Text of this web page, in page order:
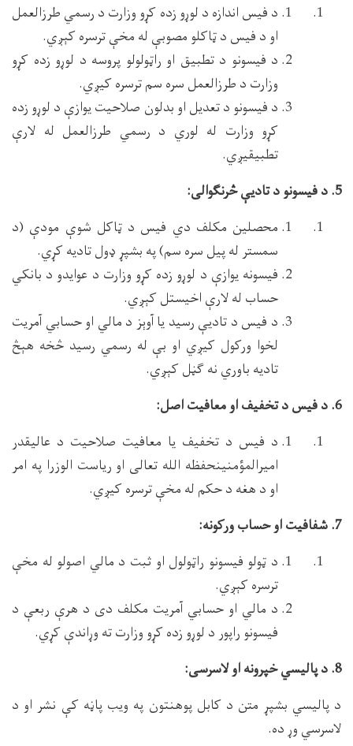
د فیس اندازه د لوړو زده کړو وزارت د رسمي طرزالعمل
او د فیس د ټاکلو مصوبې له مخې ترسره کېږي.
د فیسونو د تطبیق او راټولولو پروسه د لوړو زده کړو
وزارت د طرزالعمل سره سم ترسره کیږي.
د فیسونو د تعدیل او بدلون صلاحیت یوازې د لوړو زده
کړو وزارت له لوري د رسمي طرزالعمل له لارې
تطبیقیږي.
5. د فیسونو د تادیې څرنګوالی:
محصلین مکلف دي فیس د ټاکل شوې مودې (د
سمستر له پیل سره سم) په بشپړ ډول تادیه کړي.
فیسونه یوازې د لوړو زده کړو وزارت د عوایدو د بانکي
حساب له لارې اخیستل کېږي.
د فیس د تادیې رسید یا آوېز د مالي او حسابي آمریت
لخوا ورکول کیږي او بې له رسمي رسید څخه هېڅ
تادیه باوري نه ګڼل کېږي.
6. د فیس د تخفیف او معافیت اصل:
د فیس د تخفیف یا معافیت صلاحیت د عالیقدر
امیرالمؤمنینحفظه الله تعالی او ریاست الوزرا په امر
او د هغه د حکم له مخې ترسره کیږي.
7. شفافیت او حساب ورکونه:
د ټولو فیسونو راټولول او ثبت د مالي اصولو له مخې
ترسره کېږي.
د مالي او حسابي آمریت مکلف دی د هرې ربعې د
فیسونو راپور د لوړو زده کړو وزارت ته وړاندې کړي.
8. د پالیسي خپرونه او لاسرسی:
د پالیسي بشپړ متن د کابل پوهنتون په ویب پاڼه کې نشر او د
لاسرسي وړ ده.